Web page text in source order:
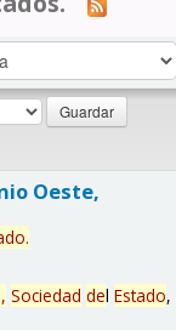
Oeste,
.
Sociedad del Estado,